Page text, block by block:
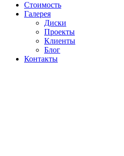
Стоимость
Галерея
Диски
Проекты
Клиенты
Блог
Контакты